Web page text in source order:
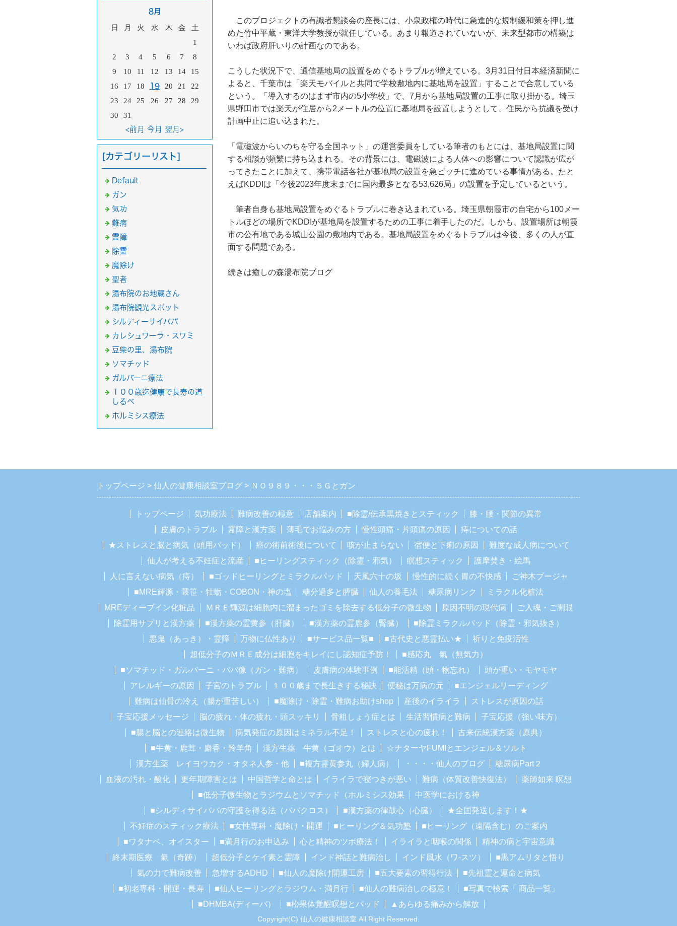
このプロジェクトの有識者懇談会の座長には、小泉政権の時代に急進的な規制緩和策を押し進
めた竹中平蔵・東洋大学教授が就任している。あまり報道されていないが、未来型都市の構築は
いわば政府肝いりの計画なのである。
こうした状況下で、通信基地局の設置をめぐるトラブルが増えている。3月31日付日本経済新聞に
よると、千葉市は「楽天モバイルと共同で学校敷地内に基地局を設置」することで合意している
という。「導入するのはまず市内の5小学校」で、7月から基地局設置の工事に取り掛かる。埼玉
県野田市では楽天が住居から2メートルの位置に基地局を設置しようとして、住民から抗議を受け
計画中止に追い込まれた。
「電磁波からいのちを守る全国ネット」の運営委員をしている筆者のもとには、基地局設置に関
する相談が頻繁に持ち込まれる。その背景には、電磁波による人体への影響について認識が広が
ってきたことに加えて、携帯電話各社が基地局の設置を急ピッチに進めている事情がある。たと
えばKDDIは「今後2023年度末までに国内最多となる53,626局」の設置を予定しているという。
筆者自身も基地局設置をめぐるトラブルに巻き込まれている。埼玉県朝霞市の自宅から100メー
トルほどの場所でKDDIが基地局を設置するための工事に着手したのだ。しかも、設置場所は朝霞
市の公有地である城山公園の敷地内である。基地局設置をめぐるトラブルは今後、多くの人が直
面する問題である。
続きは癒しの森湯布院ブログ
8月
日 月 火 水 木 金
土
1
2
3 4 5 6 7
8
9
10 11 12 13 14
15
16
17 18 19 20 21
22
23
24 25 26 27 28
29
30
31
<前月 今月 翌月>
[カテゴリーリスト]
Default
ガン
気功
難病
霊障
除霊
魔除け
聖者
湯布院のお地蔵さん
湯布院観光スポット
シルディーサイババ
カレシュワーラ・スワミ
豆柴の里、湯布院
ソマチッド
ガルバーニ療法
１００歳迄健康で長寿の道
しるべ
ホルミシス療法
トップページ 仙人の健康相談室ブログ ＮＯ９８９・・・５Ｇとガン
トップページ 気功療法 難病改善の極意 店舗案内 ■除霊/伝承黒焼きとスティック
膝・腰・関節の異常
皮膚のトラブル
霊障と漢方薬 薄毛でお悩みの方 慢性頭痛・片頭痛の原因
痔についての話
★ストレスと脳と病気（頭用パッド）
癌の術前術後について 咳が止まらない 宿便と下痢の原因
難度な成人病について
仙人が考える不妊症と流産
■ヒーリングスティック（除霊・邪気） 瞑想スティック
護摩焚き・絵馬
人に言えない病気（痔）
■ゴッドヒーリングとミラクルパッド 天風六十の坂 慢性的に続く胃の不快感
ご神木プージャ
■MRE輝源・隈笹・牡蛎・COBON・神の塩
糖分過多と膵臓 仙人の養毛法 糖尿病リンク
ミラクル化粧法
MREディープイン化粧品
ＭＲＥ輝源は細胞内に溜まったゴミを除去する低分子の微生物 原因不明の現代病
ご入魂・ご開眼
除霊用サプリと漢方薬
■漢方薬の霊黄参（肝臓） ■漢方薬の霊鹿参（腎臓）
■除霊ミラクルパッド（除霊・邪気抜き）
悪鬼（あっき）・霊障
万物に仏性あり ■サービス品一覧■ ■古代史と悪霊払い★
祈りと免疫活性
超低分子のＭＲＥ成分は細胞をキレイにし認知症予防！
■感応丸 氣（無気力）
■ソマチッド・ガルバーニ・ババ像（ガン・難病）
皮膚病の体験事例 ■能活精（頭・物忘れ）
頭が重い・モヤモヤ
アレルギーの原因
子宮のトラブル １００歳まで長生きする秘訣 便秘は万病の元
■エンジェルリーディング
難病は仙骨の冷え（腸が重苦しい）
■魔除け・除霊・難病お助けshop 産後のイライラ
ストレスが原因の話
子宝応援メッセージ
脳の疲れ・体の疲れ・頭スッキリ 骨粗しょう症とは 生活習慣病と難病
子宝応援（強い味方）
■腸と脳との連絡は微生物
病気発症の原因はミネラル不足！ ストレスと心の疲れ！
古来伝統漢方薬（原典）
■牛黄・鹿茸・麝香・羚羊角
漢方生薬 牛黄（ゴオウ）とは
☆ナターヤFUMIとエンジェル＆ソルト
漢方生薬 レイヨウカク・オタネ人参・他
■複方霊黄参丸（婦人病） ・・・・仙人のブログ
糖尿病Part２
血液の汚れ・酸化
更年期障害とは 中国哲学と命とは イライラで寝つきが悪い 難病（体質改善快復法）
薬師如来 瞑想
■低分子微生物とラジウムとソマチッド（ホルミシス効果
中医学における神
■シルディサイババの守護を得る法（ババクロス）
■漢方薬の律鼓心（心臓）
★全国発送します！★
不妊症のスティック療法
■女性専科・魔除け・開運 ■ヒーリング＆気功塾
■ヒーリング（遠隔含む）のご案内
■ワタナベ、オイスター
■満月行のお申込み 心と精神のツボ療法！ イライラと咽喉の関係
精神の病と宇宙意識
終末期医療 氣（奇跡）
超低分子とケイ素と霊障 インド神話と難病治し インド風水（ワ-スツ）
■黒アムリタと悟り
氣の力で難病改善
急増するADHD ■仙人の魔除け開運工房 ■五大要素の習得行法
■先祖霊と運命と病気
■初老専科・開運・長寿
■仙人ヒーリングとラジウム・満月行 ■仙人の難病治しの極意！
■写真で検索「 商品一覧」
■DHMBA(ディーバ）
■松果体覚醒瞑想とパッド ▲あらゆる痛みから解放
Copyright(C) 仙人の健康相談室 All Right Reserved.